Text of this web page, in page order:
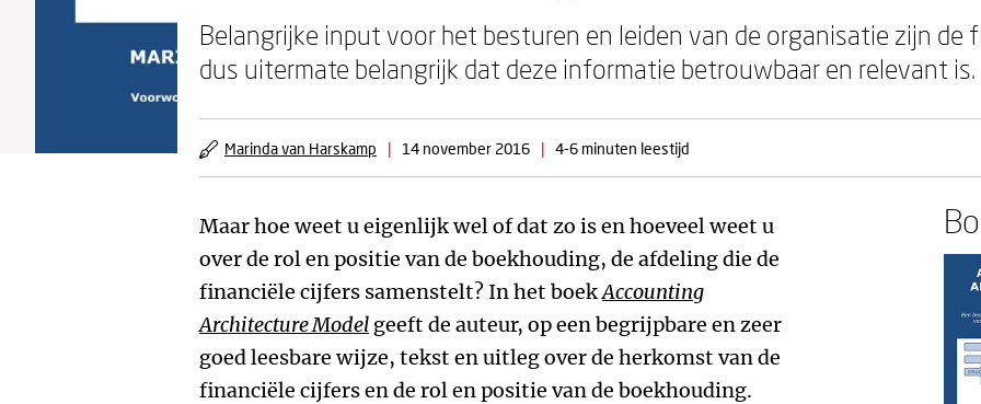
Belangrijke input voor het besturen en leiden van de organisatie zijn de
dus uitermate belangrijk dat deze informatie betrouwbaar en relevant is.
Marinda van Harskamp | 14 november 2016 | 4-6 minuten leestijd
Maar hoe weet u eigenlijk wel of dat zo is en hoeveel weet u
over de rol en positie van de boekhouding, de afdeling die de
financiële cijfers samenstelt? In het boekAccounting
Architecture Model geeft de auteur, op een begrijpbare en zeer
goed leesbare wijze, tekst en uitleg over de herkomst van de
financiële cijfers en de rol en positie van de boekhouding.